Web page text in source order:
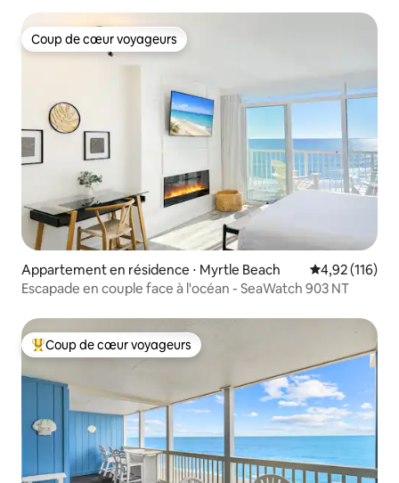
Coup de cœur voyageurs
Coup de cœur voyageurs
Appartement en résidence ⋅ Myrtle Beach Évaluation
4,92 (116)
Escapade en couple face à l'océan - SeaWatch 903 NT
Coups de cœur voyageurs les plus appréciés
Coup de cœur voyageurs